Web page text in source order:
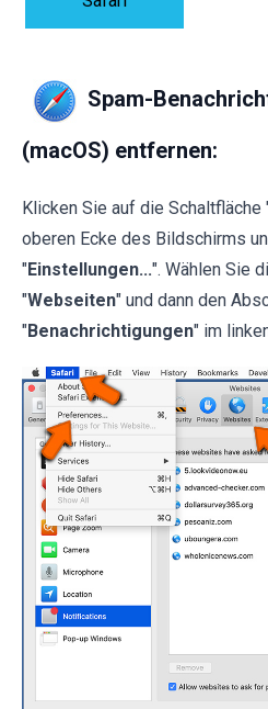
Spam-
(macOS) entfernen:
Klicken Sie auf die Schaltfläche
oberen Ecke des Bildschirms
"Einstellungen...". Wählen Sie
"Webseiten" und dann den
"Benachrichtigungen" im